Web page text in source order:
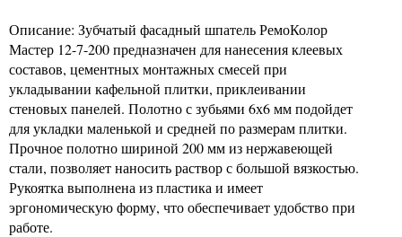
Описание: Зубчатый фасадный шпатель РемоКолор
Мастер 12-7-200 предназначен для нанесения клеевых
составов, цементных монтажных смесей при
укладывании кафельной плитки, приклеивании
стеновых панелей. Полотно с зубьями 6х6 мм подойдет
для укладки маленькой и средней по размерам плитки.
Прочное полотно шириной 200 мм из нержавеющей
стали, позволяет наносить раствор с большой вязкостью.
Рукоятка выполнена из пластика и имеет
эргономическую форму, что обеспечивает удобство при
работе.